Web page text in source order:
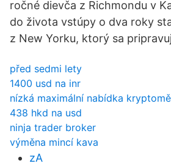
ročné dievča z Richmondu v
do života vstúpy o dva roky
z New Yorku, ktorý sa
před sedmi lety
1400 usd na inr
nízká maximální nabídka
438 hkd na usd
ninja trader broker
výměna mincí kava
zA